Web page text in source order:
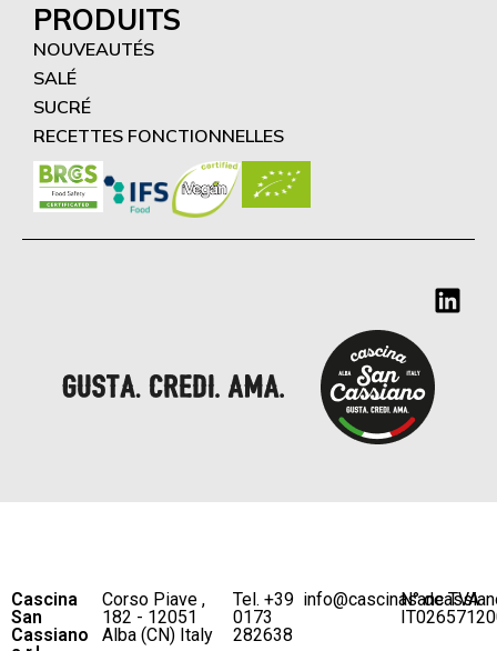
PRODUITS
NOUVEAUTÉS
SALÉ
SUCRÉ
RECETTES FONCTIONNELLES
Cascina
San
Cassiano
Corso Piave ,
182 - 12051
Alba (CN) Italy
Tel. +39
0173
282638
N° de TVA